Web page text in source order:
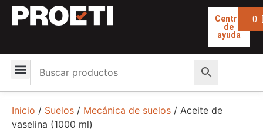
Centro
de
ayuda
0
Inicio / Suelos / Mecánica de suelos / Aceite de
vaselina (1000 ml)